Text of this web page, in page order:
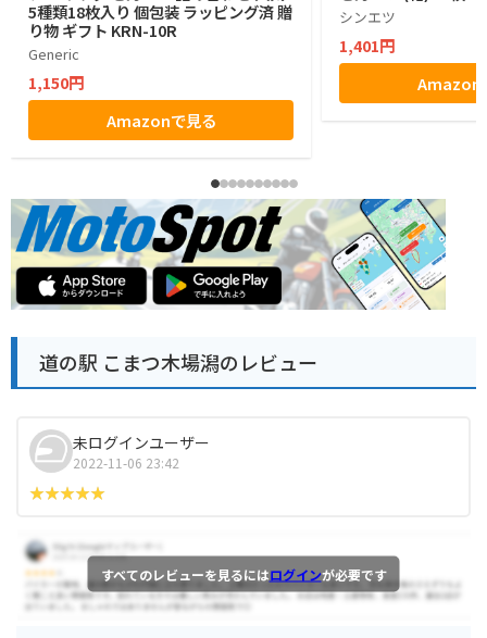
5種類18枚入り 個包装 ラッピング済 贈
り物 ギフト KRN-10R
Generic
1,150円
Amazonで見る
シンエツ
1,401円
Amazon
道の駅 こまつ木場潟のレビュー
未ログインユーザー
2022-11-06 23:42
すべてのレビューを見るにはログインが必要です